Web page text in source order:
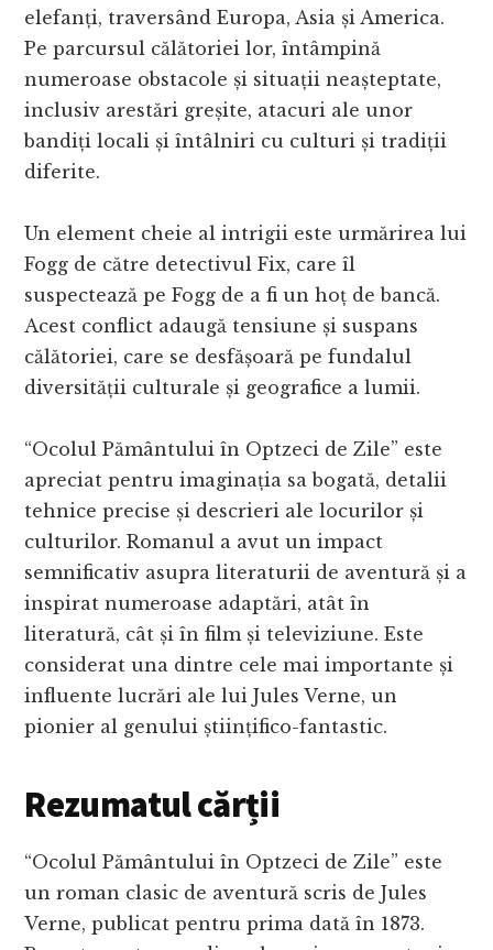
elefanți, traversând Europa, Asia și America.
Pe parcursul călătoriei lor, întâmpină
numeroase obstacole și situații neașteptate,
inclusiv arestări greșite, atacuri ale unor
bandiți locali și întâlniri cu culturi și tradiții
diferite.
Un element cheie al intrigii este urmărirea lui
Fogg de către detectivul Fix, care îl
suspectează pe Fogg de a fi un hoț de bancă.
Acest conflict adaugă tensiune și suspans
călătoriei, care se desfășoară pe fundalul
diversității culturale și geografice a lumii.
“Ocolul Pământului în Optzeci de Zile” este
apreciat pentru imaginația sa bogată, detalii
tehnice precise și descrieri ale locurilor și
culturilor. Romanul a avut un impact
semnificativ asupra literaturii de aventură și a
inspirat numeroase adaptări, atât în
literatură, cât și în film și televiziune. Este
considerat una dintre cele mai importante și
influente lucrări ale lui Jules Verne, un
pionier al genului științifico-fantastic.
Rezumatul cărții
“Ocolul Pământului în Optzeci de Zile” este
un roman clasic de aventură scris de Jules
Verne, publicat pentru prima dată în 1873.